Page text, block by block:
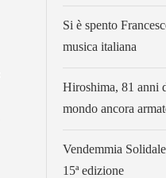
Si è spento
musica italiana
Hiroshima, 81 anni
mondo ancora
Vendemmia
15ª edizione